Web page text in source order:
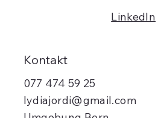
Kontakt
077 474 59 25
lydiajordi@gmail.com
LinkedIn